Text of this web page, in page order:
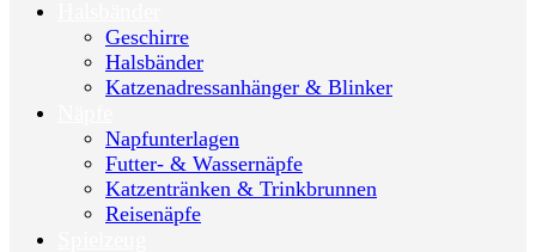
Geschirre
Halsbänder
Katzenadressanhänger & Blinker
Napfunterlagen
Futter- & Wassernäpfe
Katzentränken & Trinkbrunnen
Reisenäpfe